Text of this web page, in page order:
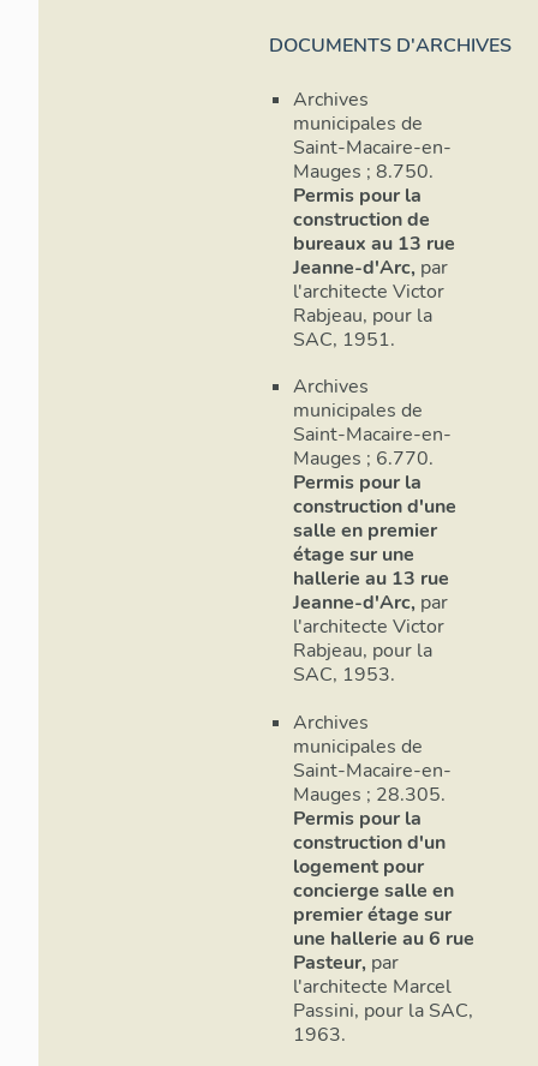
DOCUMENTS D'ARCHIVES
Archives
municipales de
Saint-Macaire-en-
Mauges ; 8.750.
Permis pour la
construction de
bureaux au 13 rue
Jeanne-d'Arc, par
l'architecte Victor
Rabjeau, pour la
SAC, 1951.
Archives
municipales de
Saint-Macaire-en-
Mauges ; 6.770.
Permis pour la
construction d'une
salle en premier
étage sur une
hallerie au 13 rue
Jeanne-d'Arc, par
l'architecte Victor
Rabjeau, pour la
SAC, 1953.
Archives
municipales de
Saint-Macaire-en-
Mauges ; 28.305.
Permis pour la
construction d'un
logement pour
concierge salle en
premier étage sur
une hallerie au 6 rue
Pasteur, par
l'architecte Marcel
Passini, pour la SAC,
1963.